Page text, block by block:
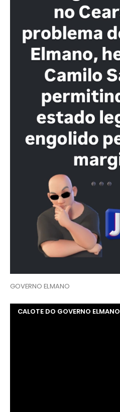
GOVERNO ELMANO
CALOTE DO GOVERNO ELMANO